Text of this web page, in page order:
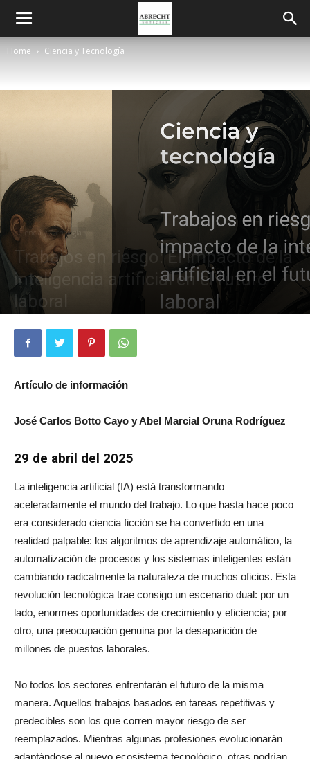
Home Ciencia y Tecnología
Ciencia y Tecnología
Trabajos en riesgo: El impacto de la
inteligencia artificial en el futuro
laboral
Artículo de información
José Carlos Botto Cayo y Abel Marcial Oruna Rodríguez
29 de abril del 2025
La inteligencia artificial (IA) está transformando
aceleradamente el mundo del trabajo. Lo que hasta hace poco
era considerado ciencia ficción se ha convertido en una
realidad palpable: los algoritmos de aprendizaje automático, la
automatización de procesos y los sistemas inteligentes están
cambiando radicalmente la naturaleza de muchos oficios. Esta
revolución tecnológica trae consigo un escenario dual: por un
lado, enormes oportunidades de crecimiento y eficiencia; por
otro, una preocupación genuina por la desaparición de
millones de puestos laborales.
No todos los sectores enfrentarán el futuro de la misma
manera. Aquellos trabajos basados en tareas repetitivas y
predecibles son los que corren mayor riesgo de ser
reemplazados. Mientras algunas profesiones evolucionarán
adaptándose al nuevo ecosistema tecnológico, otras podrían